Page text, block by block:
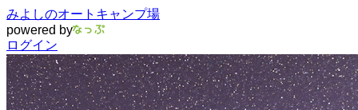
みよしのオートキャンプ場
powered by
ログイン